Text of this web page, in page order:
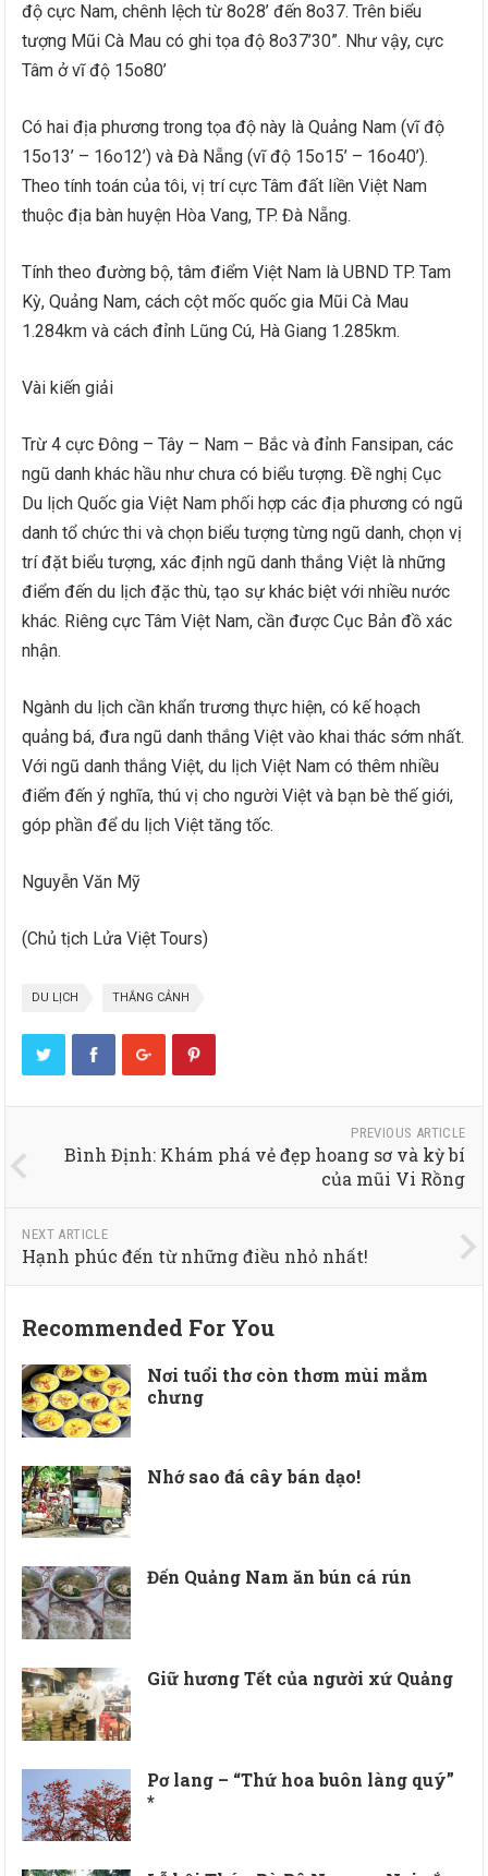
độ cực Nam, chênh lệch từ 8o28’ đến 8o37. Trên biểu
tượng Mũi Cà Mau có ghi tọa độ 8o37’30”. Như vậy, cực
Tâm ở vĩ độ 15o80’
Có hai địa phương trong tọa độ này là Quảng Nam (vĩ độ
15o13’ – 16o12’) và Đà Nẵng (vĩ độ 15o15’ – 16o40’).
Theo tính toán của tôi, vị trí cực Tâm đất liền Việt Nam
thuộc địa bàn huyện Hòa Vang, TP. Đà Nẵng.
Tính theo đường bộ, tâm điểm Việt Nam là UBND TP. Tam
Kỳ, Quảng Nam, cách cột mốc quốc gia Mũi Cà Mau
1.284km và cách đỉnh Lũng Cú, Hà Giang 1.285km.
Vài kiến giải
Trừ 4 cực Đông – Tây – Nam – Bắc và đỉnh Fansipan, các
ngũ danh khác hầu như chưa có biểu tượng. Đề nghị Cục
Du lịch Quốc gia Việt Nam phối hợp các địa phương có ngũ
danh tổ chức thi và chọn biểu tượng từng ngũ danh, chọn vị
trí đặt biểu tượng, xác định ngũ danh thắng Việt là những
điểm đến du lịch đặc thù, tạo sự khác biệt với nhiều nước
khác. Riêng cực Tâm Việt Nam, cần được Cục Bản đồ xác
nhận.
Ngành du lịch cần khẩn trương thực hiện, có kế hoạch
quảng bá, đưa ngũ danh thắng Việt vào khai thác sớm nhất.
Với ngũ danh thắng Việt, du lịch Việt Nam có thêm nhiều
điểm đến ý nghĩa, thú vị cho người Việt và bạn bè thế giới,
góp phần để du lịch Việt tăng tốc.
Nguyễn Văn Mỹ
(Chủ tịch Lửa Việt Tours)
DU LỊCH THẮNG CẢNH
PREVIOUS ARTICLE
Bình Định: Khám phá vẻ đẹp hoang sơ và kỳ bí
của mũi Vi Rồng
NEXT ARTICLE
Hạnh phúc đến từ những điều nhỏ nhất!
Recommended For You
Nơi tuổi thơ còn thơm mùi mắm
chưng
Nhớ sao đá cây bán dạo!
Đến Quảng Nam ăn bún cá rún
Giữ hương Tết của người xứ Quảng
Pơ lang – “Thứ hoa buôn làng quý”
*